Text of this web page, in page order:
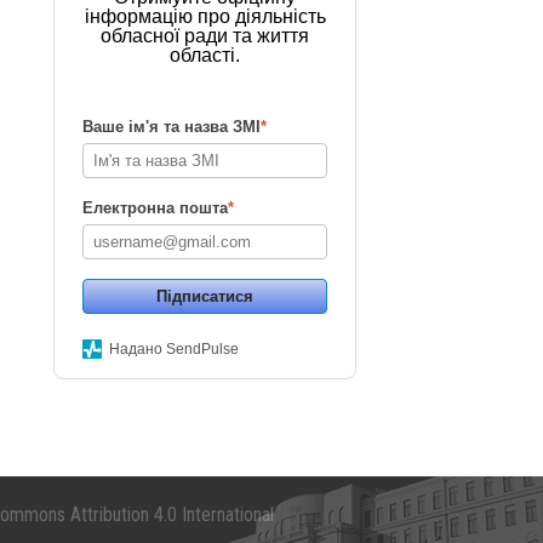
інформацію про діяльність
обласної ради та життя
області.
Ваше ім'я та назва ЗМІ*
Електронна пошта*
Підписатися
Надано SendPulse
Attribution 4.0 International